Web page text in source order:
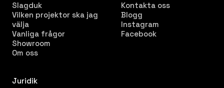
Slagduk
Vilken projektor ska jag
välja
Vanliga frågor
Showroom
Om oss
Kontakta oss
Blogg
Instagram
Facebook
Juridik